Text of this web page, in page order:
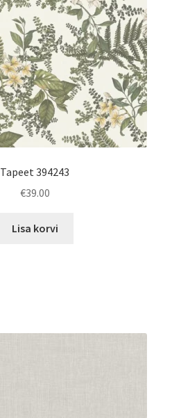
Tapeet 394243
€39.00
Lisa korvi